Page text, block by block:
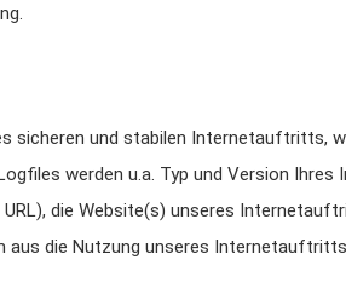
sicheren und stabilen Internetauftritts,
werden u.a. Typ und Version
die Website(s) unseres
die Nutzung unseres